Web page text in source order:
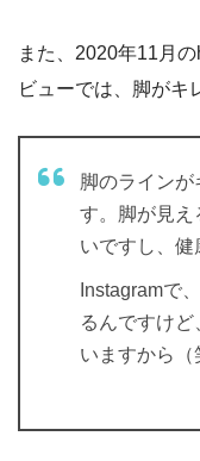
また、2020年11月
ビューでは、脚がキ
脚のラインが
す。脚が見え
いですし、健
Instagramで
るんですけ
いますから（